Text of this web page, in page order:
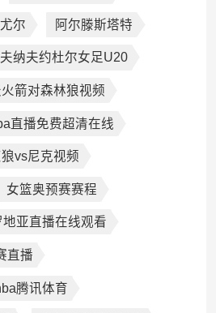
尔 阿尔滕斯塔特
纳夫约杜尔女足U20
箭对森林狼视频
直播免费超清在线
vs尼克视频
女篮奥预赛赛程
亚直播在线观看
直播
腾讯体育